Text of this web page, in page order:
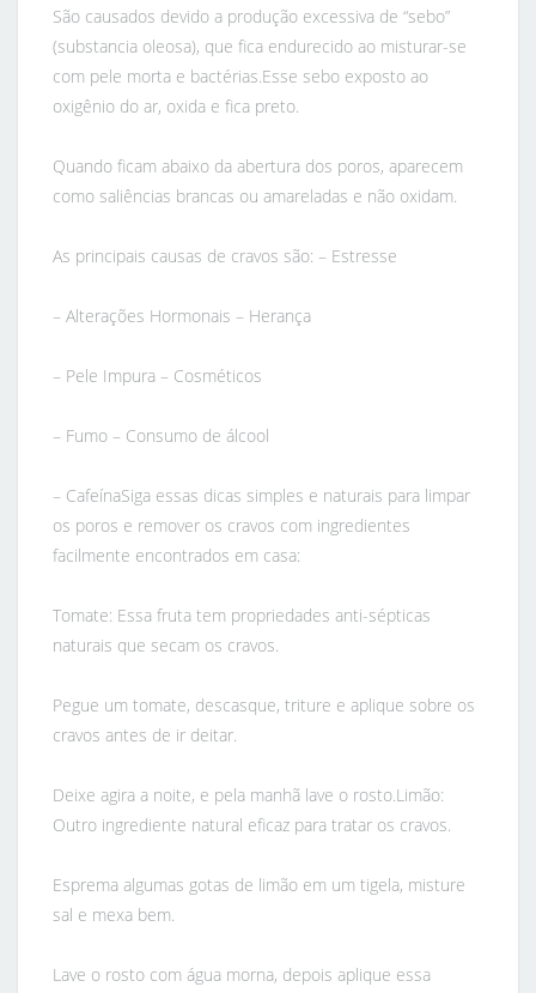
São causados devido a produção excessiva de “sebo”
(substancia oleosa), que fica endurecido ao misturar-se
com pele morta e bactérias.Esse sebo exposto ao
oxigênio do ar, oxida e fica preto.
Quando ficam abaixo da abertura dos poros, aparecem
como saliências brancas ou amareladas e não oxidam.
As principais causas de cravos são: – Estresse
– Alterações Hormonais – Herança
– Pele Impura – Cosméticos
– Fumo – Consumo de álcool
– CafeínaSiga essas dicas simples e naturais para limpar
os poros e remover os cravos com ingredientes
facilmente encontrados em casa:
Tomate: Essa fruta tem propriedades anti-sépticas
naturais que secam os cravos.
Pegue um tomate, descasque, triture e aplique sobre os
cravos antes de ir deitar.
Deixe agira a noite, e pela manhã lave o rosto.Limão:
Outro ingrediente natural eficaz para tratar os cravos.
Esprema algumas gotas de limão em um tigela, misture
sal e mexa bem.
Lave o rosto com água morna, depois aplique essa